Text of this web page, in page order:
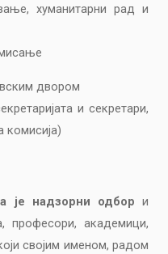
хуманитарни рад и
двором
и секретари,
комисија)
је надзорни одбор и
професори, академици,
својим именом, радом